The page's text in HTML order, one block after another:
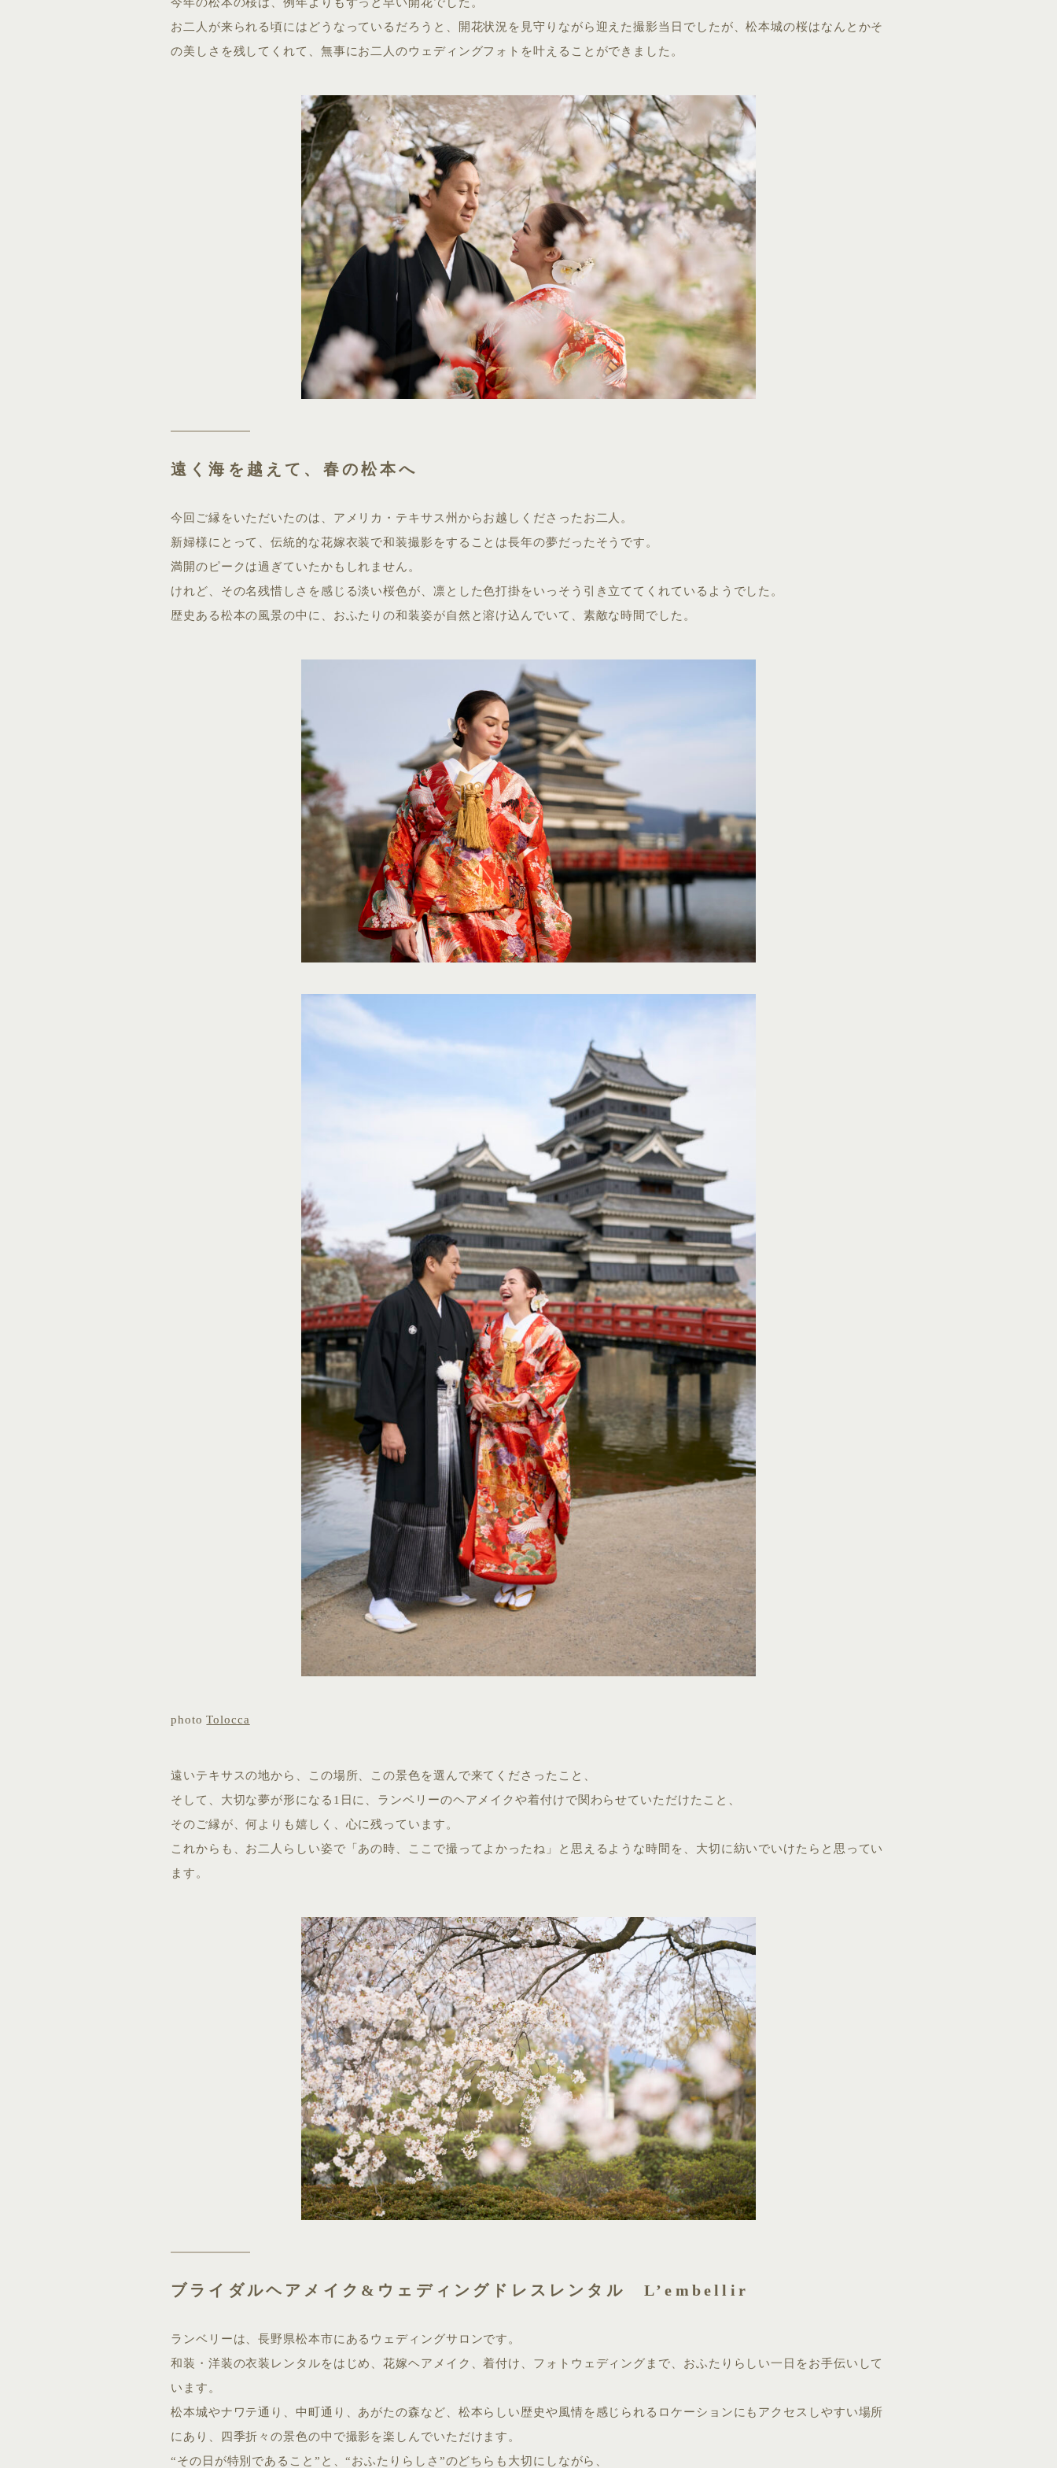
今年の松本の桜は、例年よりもずっと早い開花でした。
お二人が来られる頃にはどうなっているだろうと、開花状況を見守りながら迎えた撮影当日でしたが、松本城の桜はなんとかそ
の美しさを残してくれて、無事にお二人のウェディングフォトを叶えることができました。
遠く海を越えて、春の松本へ
今回ご縁をいただいたのは、アメリカ・テキサス州からお越しくださったお二人。
新婦様にとって、伝統的な花嫁衣装で和装撮影をすることは長年の夢だったそうです。
満開のピークは過ぎていたかもしれません。
けれど、その名残惜しさを感じる淡い桜色が、凛とした色打掛をいっそう引き立ててくれているようでした。
歴史ある松本の風景の中に、おふたりの和装姿が自然と溶け込んでいて、素敵な時間でした。
photoTolocca
遠いテキサスの地から、この場所、この景色を選んで来てくださったこと、
そして、大切な夢が形になる1日に、ランベリーのヘアメイクや着付けで関わらせていただけたこと、
そのご縁が、何よりも嬉しく、心に残っています。
これからも、お二人らしい姿で「あの時、ここで撮ってよかったね」と思えるような時間を、大切に紡いでいけたらと思ってい
ます。
ブライダルヘアメイク&ウェディングドレスレンタル L’embellir
ランベリーは、長野県松本市にあるウェディングサロンです。
和装・洋装の衣装レンタルをはじめ、花嫁ヘアメイク、着付け、フォトウェディングまで、おふたりらしい一日をお手伝いして
います。
松本城やナワテ通り、中町通り、あがたの森など、松本らしい歴史や風情を感じられるロケーションにもアクセスしやすい場所
にあり、四季折々の景色の中で撮影を楽しんでいただけます。
“その日が特別であること”と、“おふたりらしさ”のどちらも大切にしながら、